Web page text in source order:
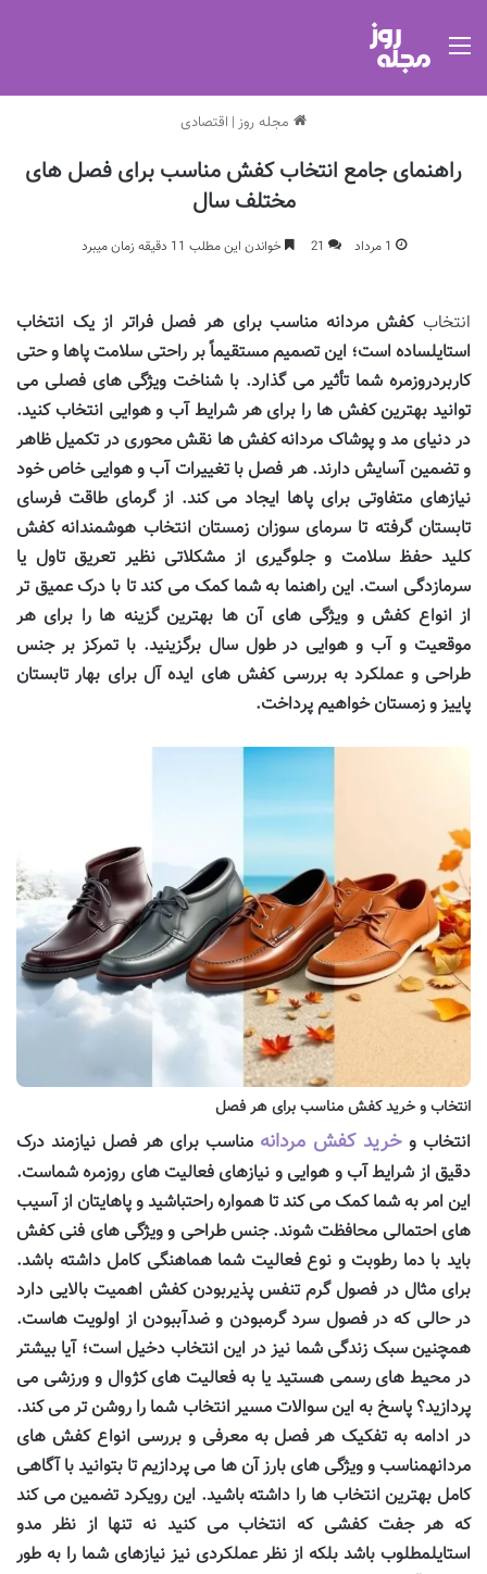
مجله روز | اقتصادی
راهنمای جامع انتخاب کفش مناسب برای فصل های
مختلف سال
1 مرداد 21 خواندن این مطلب 11 دقیقه زمان میبرد
انتخابکفش مردانه مناسب برای هر فصل فراتر از یک انتخاب
استایلساده است؛ این تصمیم مستقیماً بر راحتی سلامت پاها و حتی
کاربردروزمره شما تأثیر می گذارد. با شناخت ویژگی های فصلی می
توانید بهترین کفش ها را برای هر شرایط آب و هوایی انتخاب کنید.
در دنیای مد و پوشاک مردانه کفش ها نقش محوری در تکمیل ظاهر
و تضمین آسایش دارند. هر فصل با تغییرات آب و هوایی خاص خود
نیازهای متفاوتی برای پاها ایجاد می کند. از گرمای طاقت فرسای
تابستان گرفته تا سرمای سوزان زمستان انتخاب هوشمندانه کفش
کلید حفظ سلامت و جلوگیری از مشکلاتی نظیر تعریق تاول یا
سرمازدگی است. این راهنما به شما کمک می کند تا با درک عمیق تر
از انواع کفش و ویژگی های آن ها بهترین گزینه ها را برای هر
موقعیت و آب و هوایی در طول سال برگزینید. با تمرکز بر جنس
طراحی و عملکرد به بررسی کفش های ایده آل برای بهار تابستان
پاییز و زمستان خواهیم پرداخت.
انتخاب و خرید کفش مناسب برای هر فصل
انتخاب و خرید کفش مردانه مناسب برای هر فصل نیازمند درک
دقیق از شرایط آب و هوایی و نیازهای فعالیت های روزمره شماست.
این امر به شما کمک می کند تا همواره راحتباشید و پاهایتان از آسیب
های احتمالی محافظت شوند. جنس طراحی و ویژگی های فنی کفش
باید با دما رطوبت و نوع فعالیت شما هماهنگی کامل داشته باشد.
برای مثال در فصول گرم تنفس پذیربودن کفش اهمیت بالایی دارد
در حالی که در فصول سرد گرمبودن و ضدآببودن از اولویت هاست.
همچنین سبک زندگی شما نیز در این انتخاب دخیل است؛ آیا بیشتر
در محیط های رسمی هستید یا به فعالیت های کژوال و ورزشی می
پردازید؟ پاسخ به این سوالات مسیر انتخاب شما را روشن تر می کند.
در ادامه به تفکیک هر فصل به معرفی و بررسی انواع کفش های
مردانهمناسب و ویژگی های بارز آن ها می پردازیم تا بتوانید با آگاهی
کامل بهترین انتخاب ها را داشته باشید. این رویکرد تضمین می کند
که هر جفت کفشی که انتخاب می کنید نه تنها از نظر مدو
استایلمطلوب باشد بلکه از نظر عملکردی نیز نیازهای شما را به طور